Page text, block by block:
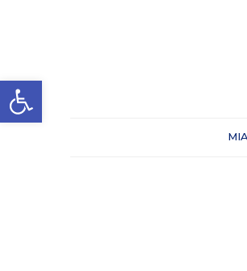
Otwórz pasek narzędzi